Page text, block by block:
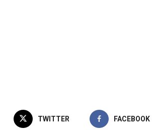
TWITTER FACEBOOK